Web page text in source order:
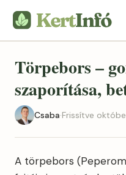
Törpebors –
szaporítása,
Csaba·Frissítve
A törpebors